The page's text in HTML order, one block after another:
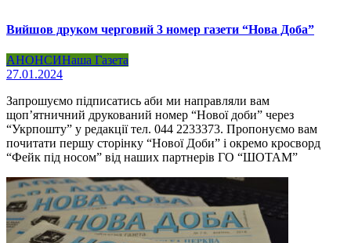
Вийшов друком черговий 3 номер газети “Нова Доба”
АНОНСИНаша Газета
27.01.2024
Запрошуємо підписатись аби ми направляли вам
щоп’ятничний друкований номер “Нової доби” через
“Укрпошту” у редакції тел. 044 2233373. Пропонуємо вам
почитати першу сторінку “Нової Доби” і окремо кросворд
“Фейк під носом” від наших партнерів ГО “ШОТАМ”